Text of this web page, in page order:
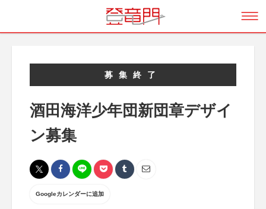
募集終了
酒田海洋少年団新団章デザイ
ン募集
Googleカレンダーに追加